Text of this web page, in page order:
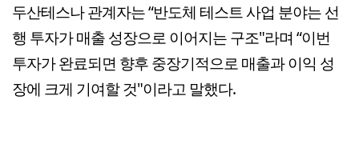
두산테스나 관계자는 “반도체 테스트 사업 분야는 선
행 투자가 매출 성장으로 이어지는 구조"라며 “이번
투자가 완료되면 향후 중장기적으로 매출과 이익 성
장에 크게 기여할 것"이라고 말했다.